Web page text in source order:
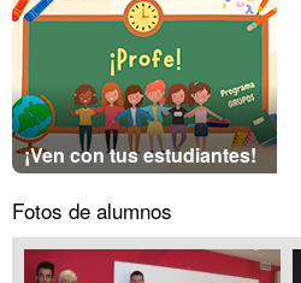
¡Ven con tus estudiantes!
Fotos de alumnos